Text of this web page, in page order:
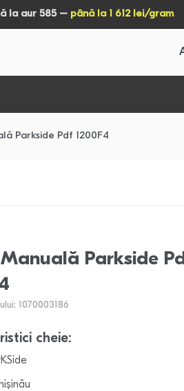
la aur 585 – până la 1 612 lei/gram
Parkside Pdf 1200F4
Manuală Parkside
1070003186
cheie: